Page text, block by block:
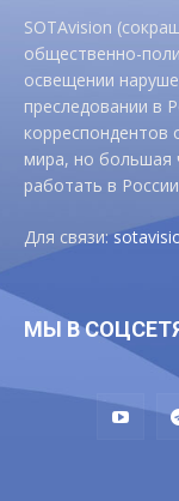
SOTAvision
общественно-
освещении
преследовании в
корреспондентов
мира, но большая
работать в
Для связи:
МЫ В